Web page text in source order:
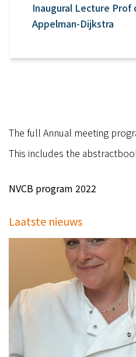
Inaugural Lecture Prof
Appelman-Dijkstra
The full Annual meeting
This includes the
NVCB program 2022
Laatste nieuws